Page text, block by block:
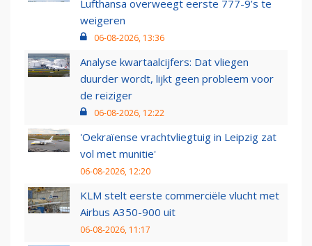
Lufthansa overweegt eerste 777-9’s te
weigeren
06-08-2026, 13:36
Analyse kwartaalcijfers: Dat vliegen
duurder wordt, lijkt geen probleem voor
de reiziger
06-08-2026, 12:22
'Oekraïense vrachtvliegtuig in Leipzig zat
vol met munitie'
06-08-2026, 12:20
KLM stelt eerste commerciële vlucht met
Airbus A350-900 uit
06-08-2026, 11:17